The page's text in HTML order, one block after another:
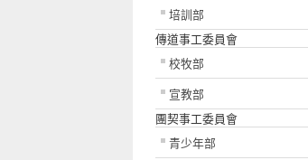
培訓部
傳道事工委員會
校牧部
宣教部
團契事工委員會
青少年部